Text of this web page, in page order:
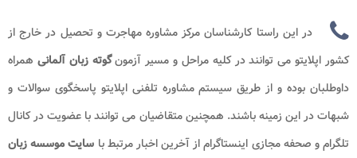
در این راستا کارشناسان مرکز مشاوره مهاجرت و تحصیل در خارج از
کشور اپلایتو می توانند در کلیه مراحل و مسیر آزمونگوته زبان آلمانی همراه
داوطلبان بوده و از طریق سیستم مشاوره تلفنی اپلایتو پاسخگوی سوالات و
شبهات در این زمینه باشند. همچنین متقاضیان می توانند با عضویت در کانال
تلگرام و صحفه مجازی اینستاگرام از آخرین اخبار مرتبط با سایت موسسه زبان